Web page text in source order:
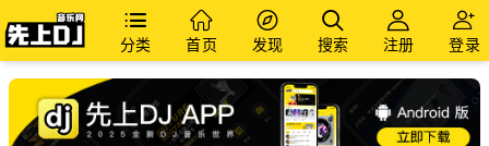
分类 首页 发现 搜索 注册 登录